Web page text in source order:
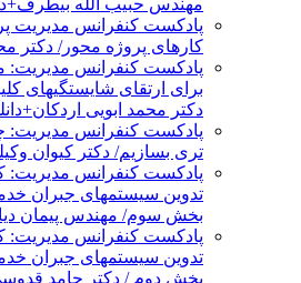
مهندس حبیب الله
پادکست کنفرانس مدیریت
کارهای پروژه محور/ دکتر
پادکست کنفرانس مدیریت:
برای ارتقای شایستگیهای
دکتر محمد ابویی
پادکست کنفرانس مدیریت:
تری بسازیم/ دکتر کیوان
پادکست کنفرانس مدیریت:
تدوین سیستمهای جبران
بخش سوم/ مهندس پیمان
پادکست کنفرانس مدیریت:
تدوین سیستمهای جبران
بخش دوم / دکتر حامد